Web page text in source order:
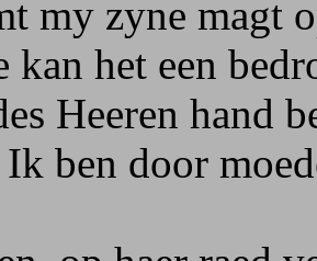
my zyne magt
het een
Heeren hand
ben door